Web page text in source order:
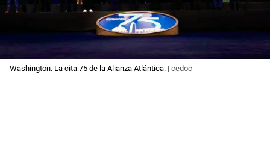
Washington. La cita 75 de la Alianza Atlántica. | cedoc